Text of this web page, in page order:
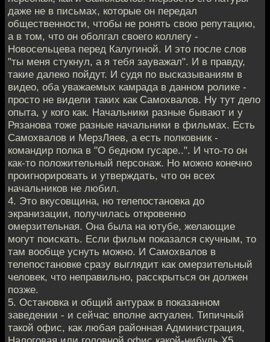
даже не в письмах, которые он передал
общественности, чтобы не ронять свою репутацию,
а в том, что он оболгал своего коллегу -
Новосельцева перед Калугиной. И это после слов
"ты меня стукнул, а я тебя зауважал". И в правду,
такие далеко пойдут. И судя по высказываниям в
видео, оба уважаемых камрада в данном ролике -
просто не видели таких как Самохвалов. Ну тут дело
опыта, у кого как. Начальники разные бывают и у
Рязанова тоже разные начальники в фильмах. Есть
Самохвалов и МерзЛяев, а есть полковник -
командир полка в "О бедном гусаре..". И что-то он
как-то положительный персонаж. Но можно конечно
проигнорировать и утверждать, что он всех
начальников не любил.
4. Это вкусовщина, но телепостановка до
экранизации, получилась откровенно
омерзительная. Она была на ютубе, желающие
могут поискать. Если фильм показался скучным, то
там вообще уснуть можно. И Самохвалов в
телепостановке сразу выглядит как омерзительный
человек, что неправильно, расскрыться он должен
позже.
5. Остановка и общий антураж в показанном
заведении - и сейчас вполне актуален. Типичный
такой офис, как любая районная Администрация,